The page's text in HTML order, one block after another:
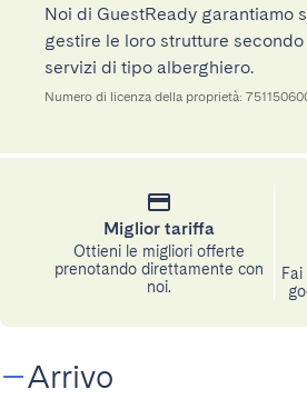
Noi di GuestReady garantiamo
gestire le loro strutture
servizi di tipo alberghiero.
Numero di licenza della proprietà:
Miglior tariffa
Ottieni le migliori offerte
prenotando direttamente con
noi.
Arrivo